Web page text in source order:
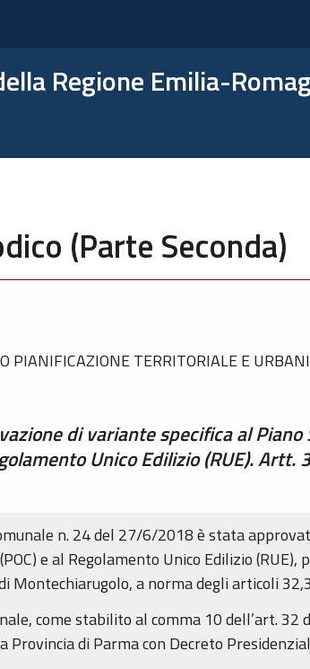
Regione Emilia-
(Parte Seconda)
PIANIFICAZIONE TERRITORIALE E
di variante specifica al
Unico Edilizio (RUE).
n. 24 del 27/6/2018 è stata
e al Regolamento Unico Edilizio
Montechiarugolo, a norma degli articoli
come stabilito al comma 10 dell’art.
Provincia di Parma con Decreto